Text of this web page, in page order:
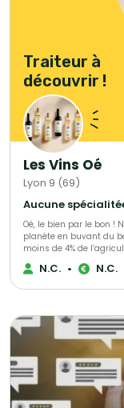
Traiteur à
découvrir !
Les Vins Oé
Lyon 9 (69)
Aucune
Oé, le bien par le bon !
planète en buvant du
moins de 4% de
raisin est le fruit le plus
décidé de nous secouer la
N.C. • N.C.